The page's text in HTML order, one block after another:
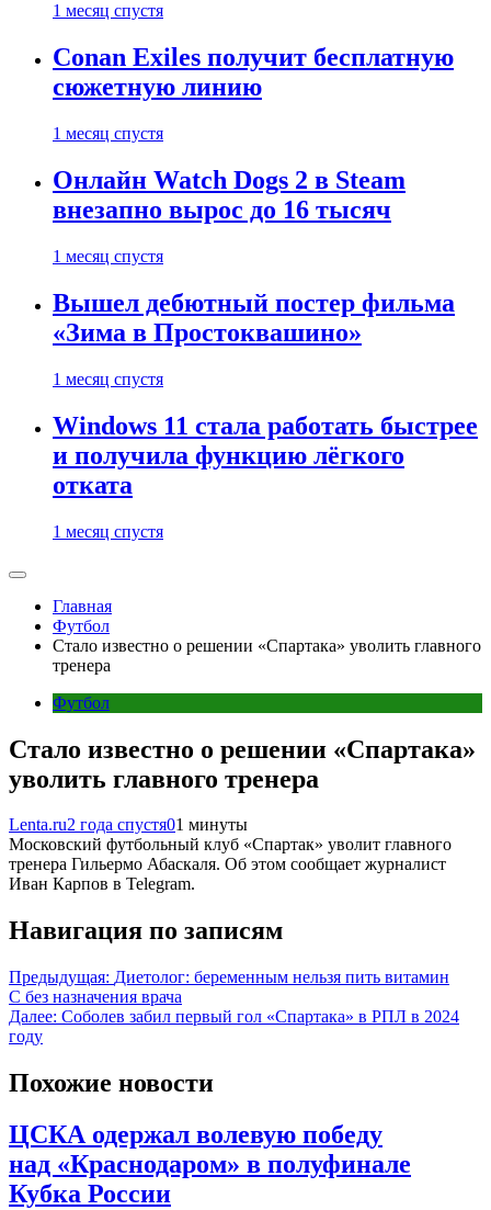
1 месяц спустя
Conan Exiles получит бесплатную
сюжетную линию
1 месяц спустя
Онлайн Watch Dogs 2 в Steam
внезапно вырос до 16 тысяч
1 месяц спустя
Вышел дебютный постер фильма
«Зима в Простоквашино»
1 месяц спустя
Windows 11 стала работать быстрее
и получила функцию лёгкого
отката
1 месяц спустя
Главная
Футбол
Стало известно о решении «Спартака» уволить главного
тренера
Футбол
Стало известно о решении «Спартака»
уволить главного тренера
Lenta.ru2 года спустя01 минуты
Московский футбольный клуб «Спартак» уволит главного
тренера Гильермо Абаскаля. Об этом сообщает журналист
Иван Карпов в Telegram.
Навигация по записям
Предыдущая: Диетолог: беременным нельзя пить витамин
C без назначения врача
Далее: Соболев забил первый гол «Спартака» в РПЛ в 2024
году
Похожие новости
ЦСКА одержал волевую победу
над «Краснодаром» в полуфинале
Кубка России